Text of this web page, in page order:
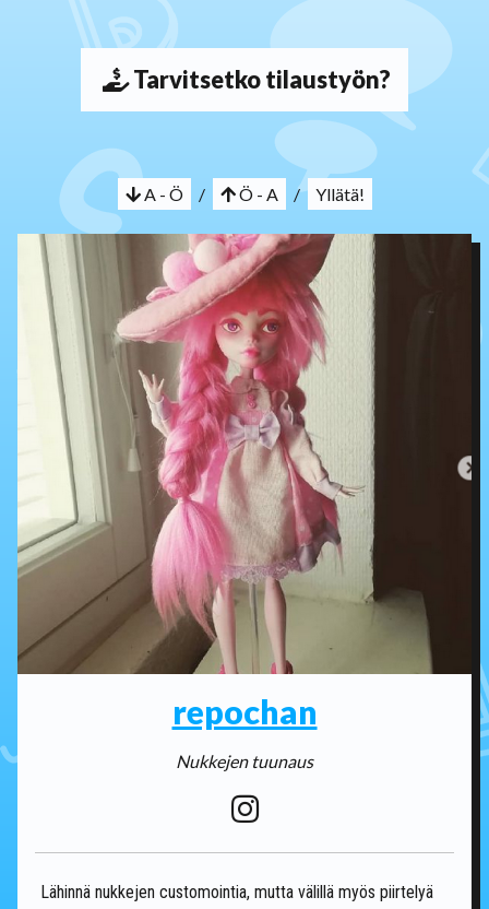
Tarvitsetko tilaustyön?
A - Ö / Ö - A / Yllätä!
repochan
Nukkejen tuunaus
Lähinnä nukkejen customointia, mutta välillä myös piirtelyä